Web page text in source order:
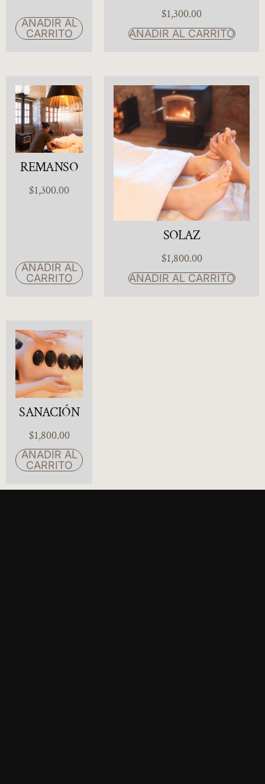
AÑADIR AL
CARRITO
$1,300.00
AÑADIR AL CARRITO
REMANSO
$1,300.00
AÑADIR AL
CARRITO
SOLAZ
$1,800.00
AÑADIR AL CARRITO
SANACIÓN
$1,800.00
AÑADIR AL
CARRITO